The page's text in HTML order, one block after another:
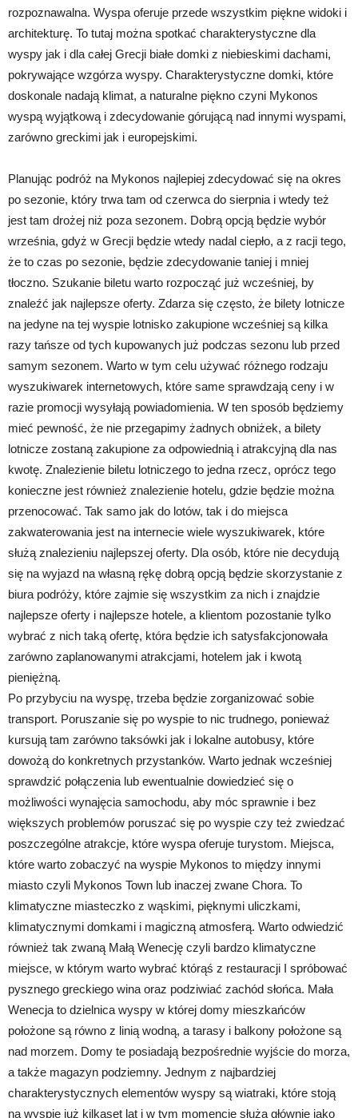
rozpoznawalna. Wyspa oferuje przede wszystkim piękne widoki i
architekturę. To tutaj można spotkać charakterystyczne dla
wyspy jak i dla całej Grecji białe domki z niebieskimi dachami,
pokrywające wzgórza wyspy. Charakterystyczne domki, które
doskonale nadają klimat, a naturalne piękno czyni Mykonos
wyspą wyjątkową i zdecydowanie górującą nad innymi wyspami,
zarówno greckimi jak i europejskimi.
Planując podróż na Mykonos najlepiej zdecydować się na okres
po sezonie, który trwa tam od czerwca do sierpnia i wtedy też
jest tam drożej niż poza sezonem. Dobrą opcją będzie wybór
września, gdyż w Grecji będzie wtedy nadal ciepło, a z racji tego,
że to czas po sezonie, będzie zdecydowanie taniej i mniej
tłoczno. Szukanie biletu warto rozpocząć już wcześniej, by
znaleźć jak najlepsze oferty. Zdarza się często, że bilety lotnicze
na jedyne na tej wyspie lotnisko zakupione wcześniej są kilka
razy tańsze od tych kupowanych już podczas sezonu lub przed
samym sezonem. Warto w tym celu używać różnego rodzaju
wyszukiwarek internetowych, które same sprawdzają ceny i w
razie promocji wysyłają powiadomienia. W ten sposób będziemy
mieć pewność, że nie przegapimy żadnych obniżek, a bilety
lotnicze zostaną zakupione za odpowiednią i atrakcyjną dla nas
kwotę. Znalezienie biletu lotniczego to jedna rzecz, oprócz tego
konieczne jest również znalezienie hotelu, gdzie będzie można
przenocować. Tak samo jak do lotów, tak i do miejsca
zakwaterowania jest na internecie wiele wyszukiwarek, które
służą znalezieniu najlepszej oferty. Dla osób, które nie decydują
się na wyjazd na własną rękę dobrą opcją będzie skorzystanie z
biura podróży, które zajmie się wszystkim za nich i znajdzie
najlepsze oferty i najlepsze hotele, a klientom pozostanie tylko
wybrać z nich taką ofertę, która będzie ich satysfakcjonowała
zarówno zaplanowanymi atrakcjami, hotelem jak i kwotą
pieniężną.
Po przybyciu na wyspę, trzeba będzie zorganizować sobie
transport. Poruszanie się po wyspie to nic trudnego, ponieważ
kursują tam zarówno taksówki jak i lokalne autobusy, które
dowożą do konkretnych przystanków. Warto jednak wcześniej
sprawdzić połączenia lub ewentualnie dowiedzieć się o
możliwości wynajęcia samochodu, aby móc sprawnie i bez
większych problemów poruszać się po wyspie czy też zwiedzać
poszczególne atrakcje, które wyspa oferuje turystom. Miejsca,
które warto zobaczyć na wyspie Mykonos to między innymi
miasto czyli Mykonos Town lub inaczej zwane Chora. To
klimatyczne miasteczko z wąskimi, pięknymi uliczkami,
klimatycznymi domkami i magiczną atmosferą. Warto odwiedzić
również tak zwaną Małą Wenecję czyli bardzo klimatyczne
miejsce, w którym warto wybrać którąś z restauracji I spróbować
pysznego greckiego wina oraz podziwiać zachód słońca. Mała
Wenecja to dzielnica wyspy w której domy mieszkańców
położone są równo z linią wodną, a tarasy i balkony położone są
nad morzem. Domy te posiadają bezpośrednie wyjście do morza,
a także magazyn podziemny. Jednym z najbardziej
charakterystycznych elementów wyspy są wiatraki, które stoją
na wyspie już kilkaset lat i w tym momencie służą głównie jako